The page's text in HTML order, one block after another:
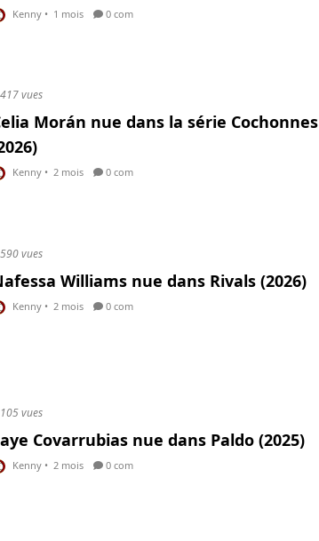
Kenny • 1 mois 0 com
vues
Morán nue dans la série Cochonnes
Kenny • 2 mois 0 com
vues
Williams nue dans Rivals (2026)
Kenny • 2 mois 0 com
vues
Covarrubias nue dans Paldo (2025)
Kenny • 2 mois 0 com